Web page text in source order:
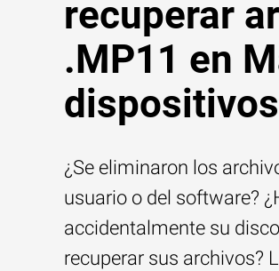
recuperar
.MP11 en
¿Se eliminaron los
usuario o del software?
accidentalmente su
recuperar sus archivos?